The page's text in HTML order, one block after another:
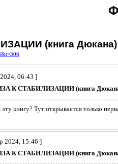
(книга Дюкана)
06:43 ]
К СТАБИЛИЗАЦИИ (книга
книгу? Тут открывается только
2024, 15:46 ]
К СТАБИЛИЗАЦИИ (книга